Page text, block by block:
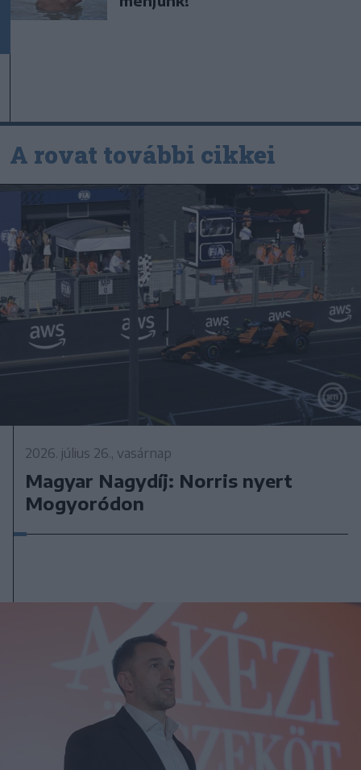
A rovat további cikkei
2026. július 26., vasárnap
Magyar Nagydíj: Norris nyert
Mogyoródon